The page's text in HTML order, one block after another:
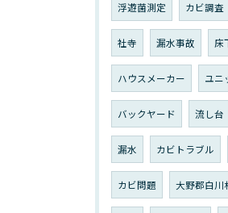
浮遊菌測定 カビ調査
社寺 漏水事故 床
ハウスメーカー ユニ
バックヤード 流し台
漏水 カビトラブル
カビ問題 大野郡白川